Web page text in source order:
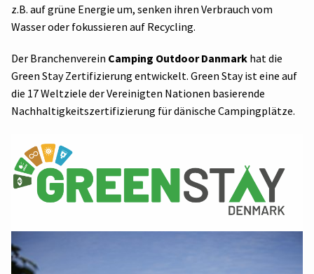
z.B. auf grüne Energie um, senken ihren Verbrauch vom
Wasser oder fokussieren auf Recycling.
Der Branchenverein Camping Outdoor Danmark hat die
Green Stay Zertifizierung entwickelt. Green Stay ist eine auf
die 17 Weltziele der Vereinigten Nationen basierende
Nachhaltigkeitszertifizierung für dänische Campingplätze.